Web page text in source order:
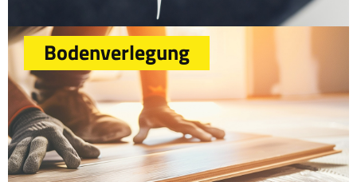
Ein frischer Anstrich kann Wunder wirken und Ihrem
Raum ein neues Leben einhauchen. Unsere erfahrenen
Maler stehen Ihnen zur Verfügung, um Ihre Wände,
Decken und Fassaden professionell zu gestalten. Wir
verwenden hochwertige Farben und Materialien, um
ein makelloses Finish zu erzielen. Egal ob Streichen,
Bodenverlegung